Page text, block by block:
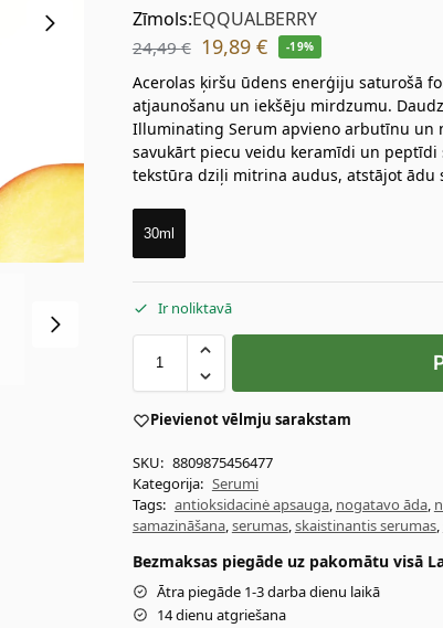
Zīmols:EQQUALBERRY
24,49€ 19,89 € -19%
Acerolas ķiršu ūdens enerģiju saturošā
atjaunošanu un iekšēju mirdzumu.
Illuminating Serum apvieno arbutīnu un
savukārt piecu veidu keramīdi un
tekstūra dziļi mitrina audus, atstājot
30ml
Ir noliktavā
Pievienot vēlmju sarakstam
SKU: 8809875456477
Kategorija: Serumi
Tags: antioksidacinė apsauga, nogatavo āda,
samazināšana,serumas,skaistinantis serumas,
Bezmaksas piegāde uz pakomātu visā
Ātra piegāde 1-3 darba dienu laikā
14 dienu atgriešana